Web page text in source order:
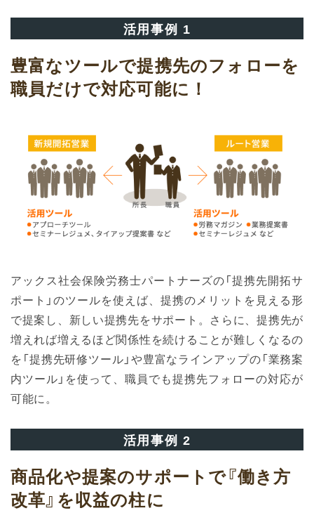
活用事例 1
豊富なツールで提携先のフォローを
職員だけで対応可能に！
アックス社会保険労務士パートナーズの「提携先開拓サ
ポート」のツールを使えば、提携のメリットを見える形
で提案し、新しい提携先をサポート。さらに、提携先が
増えれば増えるほど関係性を続けることが難しくなるの
を「提携先研修ツール」や豊富なラインアップの「業務案
内ツール」を使って、職員でも提携先フォローの対応が
可能に。
活用事例 2
商品化や提案のサポートで『働き方
改革』を収益の柱に